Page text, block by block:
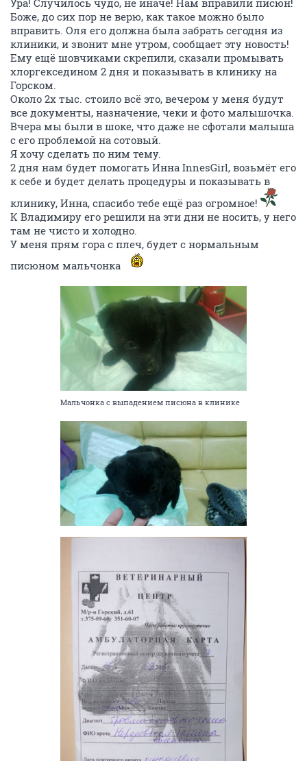
Ура! Случилось чудо, не иначе! Нам вправили писюн!
Боже, до сих пор не верю, как такое можно было
вправить. Оля его должна была забрать сегодня из
клиники, и звонит мне утром, сообщает эту новость!
Ему ещё шовчиками скрепили, сказали промывать
хлоргекседином 2 дня и показывать в клинику на
Горском.
Около 2х тыс. стоило всё это, вечером у меня будут
все документы, назначение, чеки и фото малышочка.
Вчера мы были в шоке, что даже не сфотали малыша
с его проблемой на сотовый.
Я хочу сделать по ним тему.
2 дня нам будет помогать Инна InnesGirl, возьмёт его
к себе и будет делать процедуры и показывать в
клинику, Инна, спасибо тебе ещё раз огромное!
К Владимиру его решили на эти дни не носить, у него
там не чисто и холодно.
У меня прям гора с плеч, будет с нормальным
писюном мальчонка
Мальчонка с выпадением писюна в клинике